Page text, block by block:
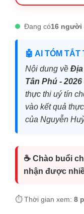
Đang có16 người
🤖 AI TÓM
Nội dung về Địa
Tân Phú - 2026
thực thi uý tín
vào kết quả
của Nguyễn
☕ Chào buổi
nhận được
⏱️ Thời gian xem: 8